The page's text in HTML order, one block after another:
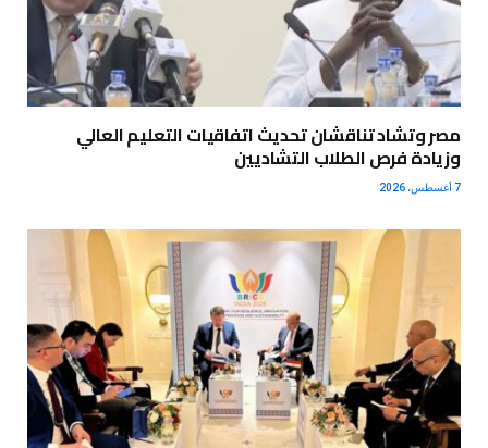
مصر وتشاد تناقشان تحديث اتفاقيات التعليم العالي
وزيادة فرص الطلاب التشاديين
7 أغسطس، 2026